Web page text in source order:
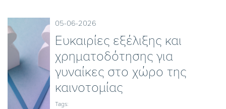
05-06-2026
Ευκαιρίες εξέλιξης και
χρηματοδότησης για
γυναίκες στο χώρο της
καινοτομίας
Tags: